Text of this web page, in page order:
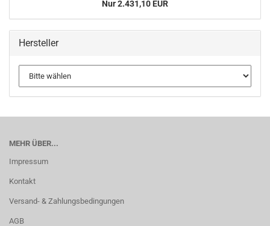
Nur 2.431,10 EUR
Hersteller
MEHR ÜBER...
Impressum
Kontakt
Versand- & Zahlungsbedingungen
AGB